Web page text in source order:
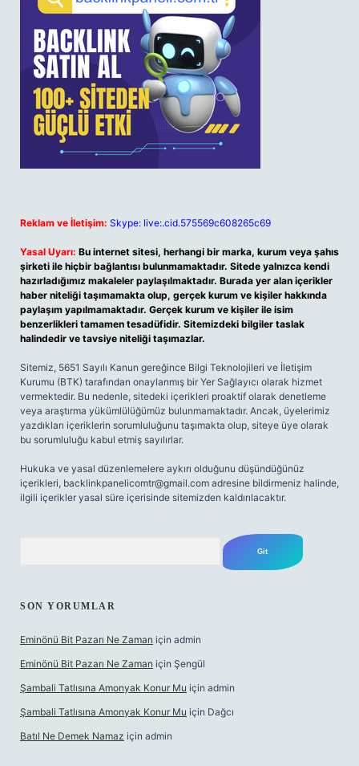
Reklam ve İletişim: Skype: live:.cid.575569c608265c69
Yasal Uyarı: Bu internet sitesi, herhangi bir marka, kurum veya şahıs
şirketi ile hiçbir bağlantısı bulunmamaktadır. Sitede yalnızca kendi
hazırladığımız makaleler paylaşılmaktadır. Burada yer alan içerikler
haber niteliği taşımamakta olup, gerçek kurum ve kişiler hakkında
paylaşım yapılmamaktadır. Gerçek kurum ve kişiler ile isim
benzerlikleri tamamen tesadüfidir. Sitemizdeki bilgiler taslak
halindedir ve tavsiye niteliği taşımazlar.
Sitemiz, 5651 Sayılı Kanun gereğince Bilgi Teknolojileri ve İletişim
Kurumu (BTK) tarafından onaylanmış bir Yer Sağlayıcı olarak hizmet
vermektedir. Bu nedenle, sitedeki içerikleri proaktif olarak denetleme
veya araştırma yükümlülüğümüz bulunmamaktadır. Ancak, üyelerimiz
yazdıkları içeriklerin sorumluluğunu taşımakta olup, siteye üye olarak
bu sorumluluğu kabul etmiş sayılırlar.
Hukuka ve yasal düzenlemelere aykırı olduğunu düşündüğünüz
içerikleri, backlinkpanelicomtr@gmail.com adresine bildirmeniz halinde,
ilgili içerikler yasal süre içerisinde sitemizden kaldırılacaktır.
SON YORUMLAR
Eminönü Bit Pazarı Ne Zaman için admin
Eminönü Bit Pazarı Ne Zaman için Şengül
Şambali Tatlısına Amonyak Konur Mu için admin
Şambali Tatlısına Amonyak Konur Mu için Dağcı
Batıl Ne Demek Namaz için admin